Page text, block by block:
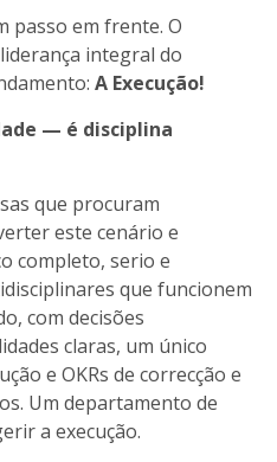
passo em frente. O
integral do
A Execução!
— é disciplina
que procuram
este cenário e
completo, serio e
que funcionem
com decisões
claras, um único
e OKRs de correcção e
Um departamento de
a execução.